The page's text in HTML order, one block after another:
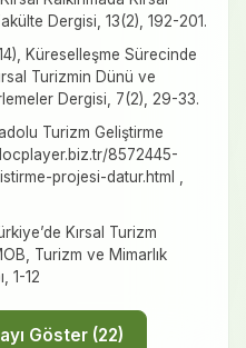
Dergisi, 13(2), 192-201.
Küreselleşme Sürecinde
Turizmin Dünü ve
Dergisi, 7(2), 29-33.
Turizm Geliştirme
8572445-
projesi-datur.html ,
Kırsal Turizm
Turizm ve Mimarlık
1-12
Tüm Kaynakçayı Göster (22)